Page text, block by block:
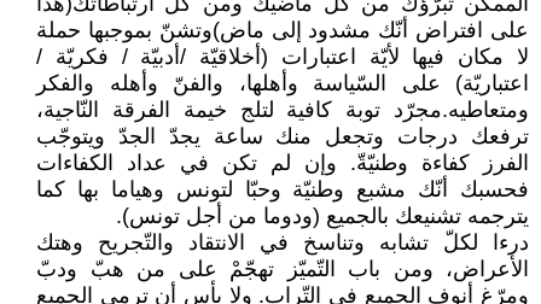
على افتراض أنّك مشدود إلى ماض)وتشنّ بموجبها حملة
لا مكان فيها لأيّة اعتبارات (أخلاقيّة /أدبيّة / فكريّة /
اعتباريّة) على السّياسة وأهلها، والفنّ وأهله والفكر
ومتعاطيه.مجرّد توبة كافية لتلج خيمة الفرقة النّاجية،
ترفعك درجات وتجعل منك ساعة يجدّ الجدّ ويتوجّب
الفرز كفاءة وطنيّةّ. وإن لم تكن في عداد الكفاءات
فحسبك أنّك مشبع وطنيّة وحبّا لتونس وهياما بها كما
يترجمه تشنيعك بالجميع (ودوما من أجل تونس).
درءا لكلّ تشابه وتناسخ في الانتقاد والتّجريح وهتك
الأعراض، ومن باب التّميّز تهجّمْ على من هبّ ودبّ
ومرّغ أنوف الجميع في التّراب. ولا بأس أن ترمي الجميع